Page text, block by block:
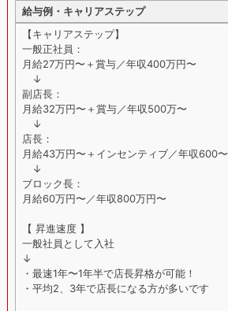
給与例・キャリアステップ
【キャリアステップ】
一般正社員：
月給27万円〜＋賞与／年収400万円〜
↓
副店長：
月給32万円〜＋賞与／年収500万〜
↓
店長：
月給43万円〜＋インセンティブ／年収600〜
↓
ブロック長：
月給60万円〜／年収800万円〜
【 昇進速度 】
一般社員として入社
↓
・最速1年〜1年半で店長昇格が可能！
・平均2、3年で店長になる方が多いです